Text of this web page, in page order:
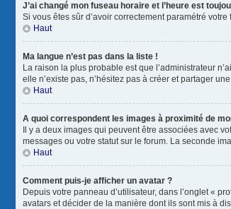
J’ai changé mon fuseau horaire et l’heure est
Si vous êtes sûr d’avoir correctement paramétré
Haut
Ma langue n’est pas dans la liste !
La raison la plus probable est que l’administrateur
elle n’existe pas, n’hésitez pas à créer et partager
Haut
A quoi correspondent les images à proximité de
Il y a deux images qui peuvent être associées avec
messages ou votre statut sur le forum. La seconde
Haut
Comment puis-je afficher un avatar ?
Depuis votre panneau d’utilisateur, dans l’onglet «
avatars et décider de la manière dont ils sont mis à